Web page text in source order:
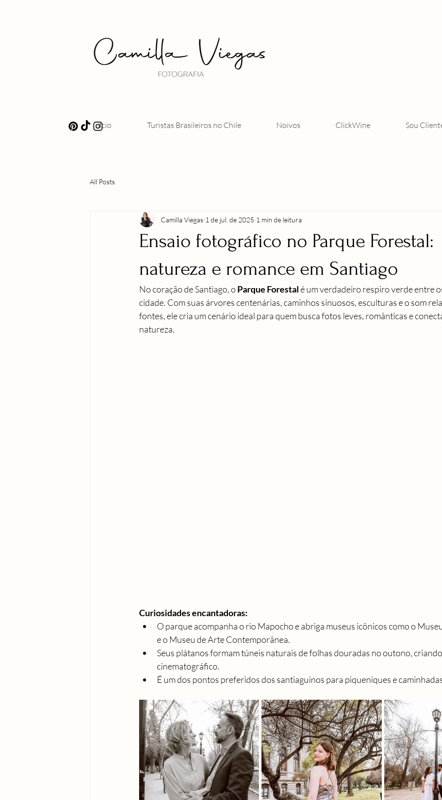
Início Turistas Brasileiros no Chile Noivos ClickWine Sou
All Posts
Ensaio fotográfico no Parque Forestal:
natureza e romance em Santiago
Camilla Viegas 1 de jul. de 2025 1 min de leitura
No coração de Santiago, o Parque Forestal é um verdadeiro respiro verde entre
cidade. Com suas árvores centenárias, caminhos sinuosos, esculturas e o som
fontes, ele cria um cenário ideal para quem busca fotos leves, românticas e
natureza.
Curiosidades encantadoras:
O parque acompanha o rio Mapocho e abriga museus icônicos como o
e o Museu de Arte Contemporânea.
Seus plátanos formam túneis naturais de folhas douradas no outono,
cinematográfico.
É um dos pontos preferidos dos santiaguinos para piqueniques e